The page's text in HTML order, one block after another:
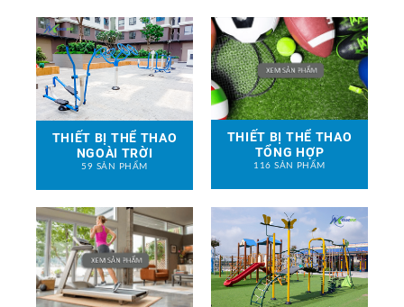
THIẾT BỊ THỂ THAO
NGOÀI TRỜI
59 SẢN PHẨM
THIẾT BỊ THỂ THAO
TỔNG HỢP
116 SẢN PHẨM